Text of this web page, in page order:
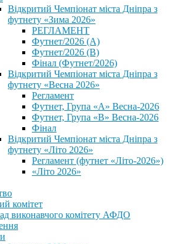
Відкритий Чемпіонат міста Дніпра з
футнету «Зима 2026»
РЕГЛАМЕНТ
Футнет/2026 (А)
Футнет/2026 (В)
Фінал (Футнет/2026)
Відкритий Чемпіонат міста Дніпра з
футнету «Весна 2026»
Регламент
Футнет, Група «А» Весна-2026
Футнет, Група «В» Весна-2026
Фінал
Відкритий Чемпіонат міста Дніпра з
футнету «Літо 2026»
Регламент (футнет «Літо-2026»)
«Літо 2026»
комітет
виконавчого комітету АФДО